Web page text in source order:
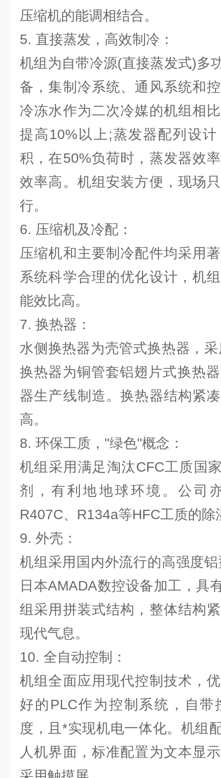
压缩机的能调相结合。
5. 直接蒸发，高效制冷：
机组为自带冷源(直接蒸发式)多
备，集制冷系统、通风系统和
冷冻水作为二次冷媒的机组相
提高10%以上;蒸发器配列设
积，在50%负荷时，蒸发器效
效率高。机组安装方便，现场
行。
6. 压缩机及冷配：
压缩机和主要制冷配件均采用
系统科学合理的优化设计，机
能效比高。
7. 换热器：
水侧换热器为壳管式换热器，
换热器为铜管套铝翅片式换热
器生产线制造。换热器结构紧
高。
8. 环保工质，"绿色"概念：
机组采用满足淘汰CFC工质国
剂，有利地地球环境。公司
R407C、R134a等HFC工质的除
9. 外壳：
机组采用国内外流行的高强度
日本AMADA数控设备加工，具
组采用拼装式结构，整体结构
现代气息。
10. 全自动控制：
机组全面应用现代控制技术，
好的PLC作为控制系统，自带
度，且*实现机电一体化。机组
人机界面，标准配置为文本显